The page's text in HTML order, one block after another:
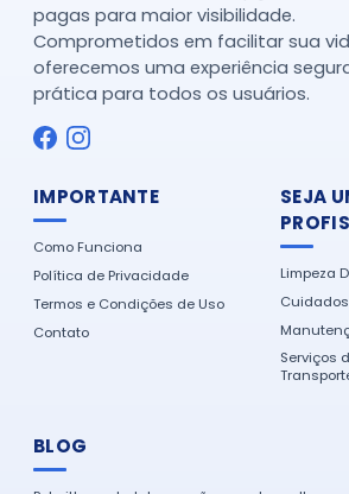
pagas para maior visibilidade.
Comprometidos em facilitar sua
oferecemos uma experiência
prática para todos os usuários.
IMPORTANTE
Como Funciona
Política de Privacidade
Termos e Condições de Uso
Contato
SEJA
Limpeza
Serviços
BLOG